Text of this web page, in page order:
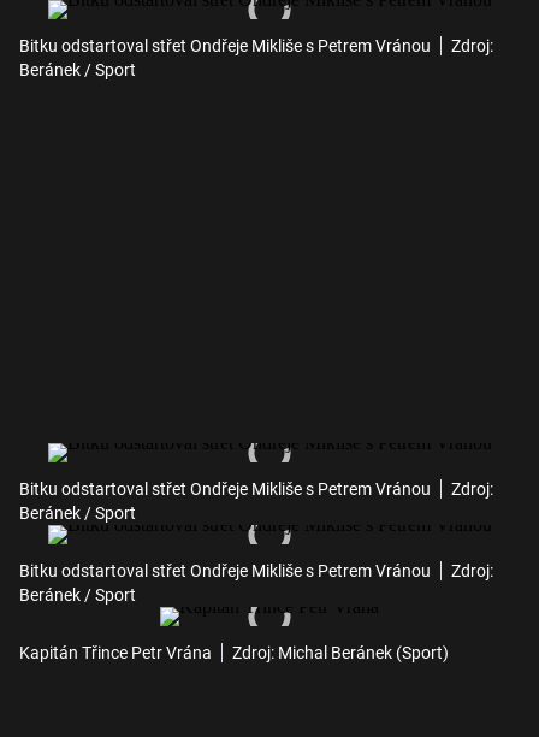
Bitku odstartoval střet Ondřeje Mikliše s Petrem Vránou
Zdroj:
Beránek / Sport
Bitku odstartoval střet Ondřeje Mikliše s Petrem Vránou
Zdroj:
Beránek / Sport
Bitku odstartoval střet Ondřeje Mikliše s Petrem Vránou
Zdroj:
Beránek / Sport
Kapitán Třince Petr Vrána Zdroj: Michal Beránek (Sport)